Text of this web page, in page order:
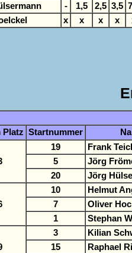
- 1,5 2,5 3,5
x x x x
Platz Startnummer
19
Frank
5
Jörg
20
Jörg
10
Helmut
7
Oliver
1
Stephan
3
Kilian
15
Raphael